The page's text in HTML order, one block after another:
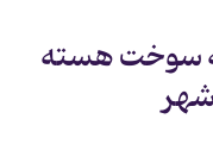
سوخت هسته